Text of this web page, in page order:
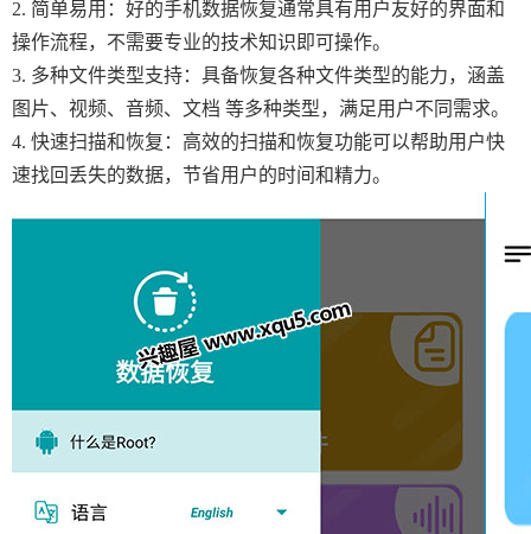
2. 简单易用：好的手机数据恢复通常具有用户友好的界面和
操作流程，不需要专业的技术知识即可操作。
3. 多种文件类型支持：具备恢复各种文件类型的能力，涵盖
图片、视频、音频、文档 等多种类型，满足用户不同需求。
4. 快速扫描和恢复：高效的扫描和恢复功能可以帮助用户快
速找回丢失的数据，节省用户的时间和精力。